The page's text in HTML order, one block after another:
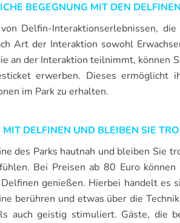
BEGEGNUNG MIT DEN DELFINEN
Delfin-Interaktionserlebnissen,
Art der Interaktion sowohl
an der Interaktion teilnimmt, können
erwerben. Dieses ermöglicht
im Park zu erhalten.
DELFINEN UND BLEIBEN SIE
des Parks hautnah und bleiben Sie
Bei Preisen ab 80 Euro
genießen. Hierbei handelt es
berühren und etwas über die
auch geistig stimuliert. Gäste, die